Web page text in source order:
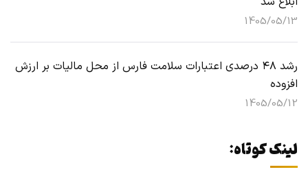
1405/05/13
رشد ۴۸ درصدی اعتبارات سلامت فارس از محل مالیات بر ارزش
افزوده
1405/05/12
لینک کوتاه: